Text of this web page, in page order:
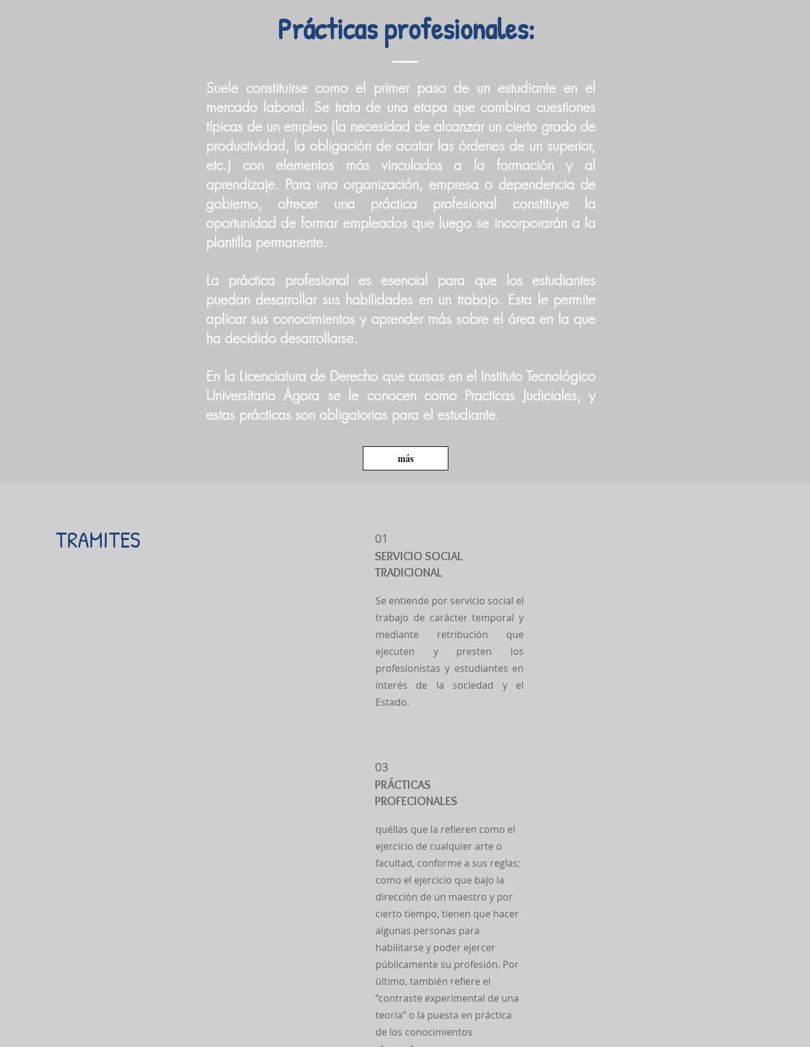
Prácticas profesionales:
Suele constituirse como el primer paso de un estudiante en el
mercado laboral. Se trata de una etapa que combina cuestiones
típicas de un empleo (la necesidad de alcanzar un cierto grado de
productividad, la obligación de acatar las órdenes de un superior,
etc.) con elementos más vinculados a la formación y al
aprendizaje. Para una organización, empresa o dependencia de
gobierno, ofrecer una práctica profesional constituye la
oportunidad de formar empleados que luego se incorporarán a la
plantilla permanente.
La práctica profesional es esencial para que los estudiantes
puedan desarrollar sus habilidades en un trabajo. Esta le permite
aplicar sus conocimientos y aprender más sobre el área en la que
ha decidido desarrollarse.
En la Licenciatura de Derecho que cursas en el Instituto Tecnológico
Universitario Ágora se le conocen como Practicas Judiciales, y
estas prácticas son obligatorias para el estudiante.
más
TRAMITES 01
SERVICIO SOCIAL
TRADICIONAL
Se entiende por servicio social el
trabajo de carácter temporal y
mediante retribución que
ejecuten y presten los
profesionistas y estudiantes en
interés de la sociedad y el
Estado.
03
PRÁCTICAS
PROFECIONALES
quéllas que la refieren como el
ejercicio de cualquier arte o
facultad, conforme a sus reglas;
como el ejercicio que bajo la
dirección de un maestro y por
cierto tiempo, tienen que hacer
algunas personas para
habilitarse y poder ejercer
públicamente su profesión. Por
último, también refiere el
“contraste experimental de una
teoría” o la puesta en práctica
de los conocimientos